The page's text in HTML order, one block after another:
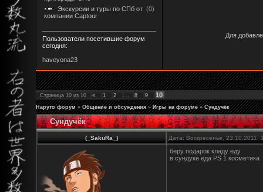
Экскурсии и туры по СПб от
компании Captour
(0)
Пользователи посетившие форум
сегодня:
haveyona23
Для
Страница 10 из 10 « 1 2 8 9 10
Наруто форум » Общение и обсуждения » Игры на форуме » Сундучёк
Сундучёк
(_SakuRa_) Дата: Воскресенье,
беру подарок кладу еду
в сундуке еда PS 1 косметика